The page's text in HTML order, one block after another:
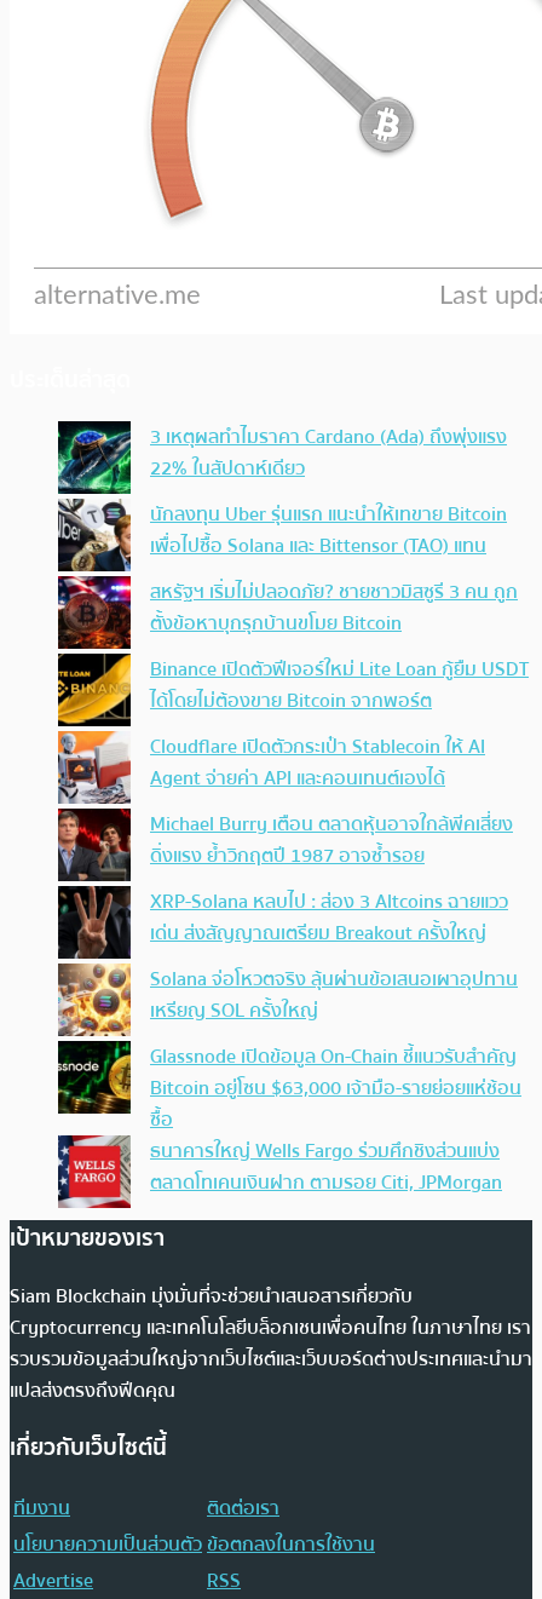
3 เหตุผลทำไมราคา Cardano (Ada) ถึงพุ่งแรง
22% ในสัปดาห์เดียว
นักลงทุน Uber รุ่นแรก แนะนำให้เทขาย Bitcoin
เพื่อไปซื้อ Solana และ Bittensor (TAO) แทน
สหรัฐฯ เริ่มไม่ปลอดภัย? ชายชาวมิสซูรี 3 คน ถูก
ตั้งข้อหาบุกรุกบ้านขโมย Bitcoin
Binance เปิดตัวฟีเจอร์ใหม่ Lite Loan กู้ยืม USDT
ได้โดยไม่ต้องขาย Bitcoin จากพอร์ต
Cloudflare เปิดตัวกระเป๋า Stablecoin ให้ AI
Agent จ่ายค่า API และคอนเทนต์เองได้
Michael Burry เตือน ตลาดหุ้นอาจใกล้พีคเสี่ยง
ดิ่งแรง ย้ำวิกฤตปี 1987 อาจซ้ำรอย
XRP-Solana หลบไป : ส่อง 3 Altcoins ฉายแวว
เด่น ส่งสัญญาณเตรียม Breakout ครั้งใหญ่
Solana จ่อโหวตจริง ลุ้นผ่านข้อเสนอเผาอุปทาน
เหรียญ SOL ครั้งใหญ่
Glassnode เปิดข้อมูล On-Chain ชี้แนวรับสำคัญ
Bitcoin อยู่โซน $63,000 เจ้ามือ-รายย่อยแห่ช้อน
ซื้อ
ธนาคารใหญ่ Wells Fargo ร่วมศึกชิงส่วนแบ่ง
ตลาดโทเคนเงินฝาก ตามรอย Citi, JPMorgan
เป้าหมายของเรา
Siam Blockchain มุ่งมั่นที่จะช่วยนำเสนอสารเกี่ยวกับ
Cryptocurrency และเทคโนโลยีบล็อกเชนเพื่อคนไทย ในภาษาไทย เรา
รวบรวมข้อมูลส่วนใหญ่จากเว็บไซต์และเว็บบอร์ดต่างประเทศและนำมา
แปลส่งตรงถึงฟีดคุณ
เกี่ยวกับเว็บไซต์นี้
ทีมงาน
ติดต่อเรา
นโยบายความเป็นส่วนตัวข้อตกลงในการใช้งาน
Advertise
RSS